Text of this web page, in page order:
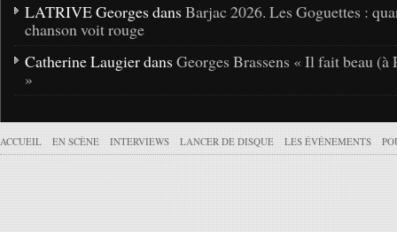
LATRIVE Georges dans Barjac 2026. Les Goguettes :
chanson voit rouge
Catherine Laugier dans Georges Brassens « Il fait beau (à
»
ACCUEIL EN SCÈNE INTERVIEWS LANCER DE DISQUE LES ÉVÉNEMENTS